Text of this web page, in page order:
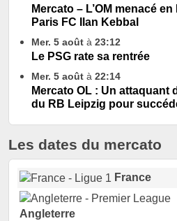
Mercato – L’OM menacé
Paris FC Ilan Kebbal
Mer. 5 août à 23:12
Le PSG rate sa rentrée
Mer. 5 août à 22:14
Mercato OL : Un attaquant
du RB Leipzig pour
Les dates du mercato
France
Angleterre